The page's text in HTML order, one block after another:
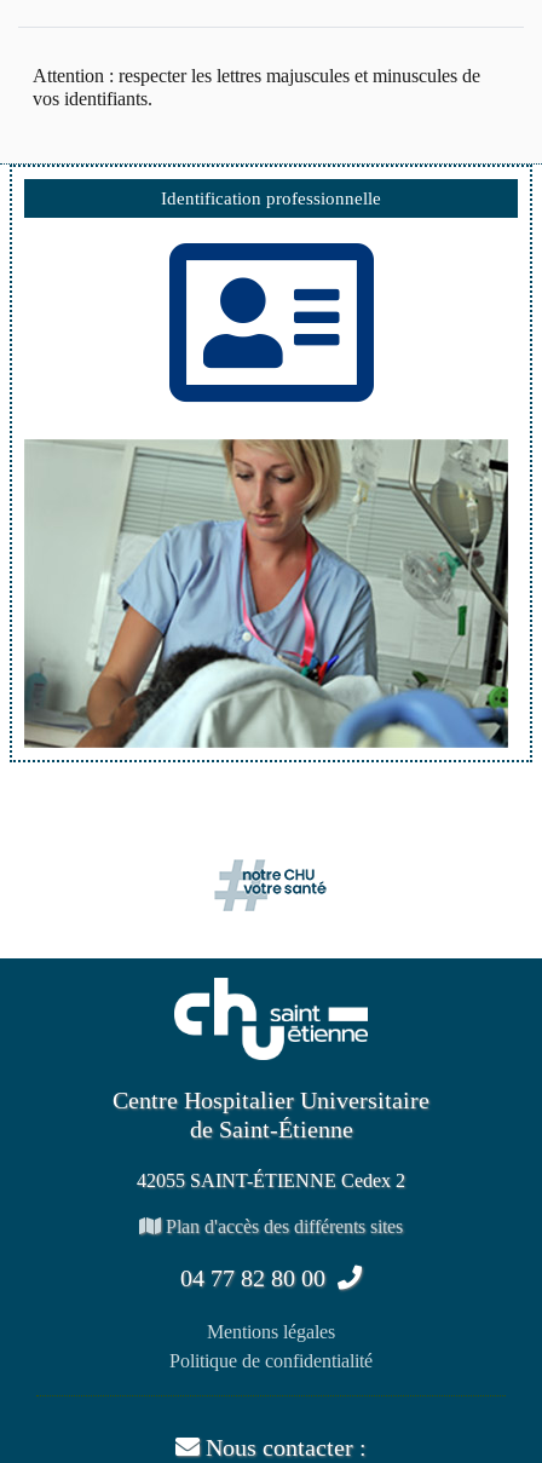
Identification professionnelle
Attention : respecter les lettres majuscules et minuscules de
vos identifiants.
Centre Hospitalier Universitaire
de Saint-Étienne
42055 SAINT-ÉTIENNE Cedex 2
Plan d'accès des différents sites
04 77 82 80 00
Mentions légales
Politique de confidentialité
Nous contacter :